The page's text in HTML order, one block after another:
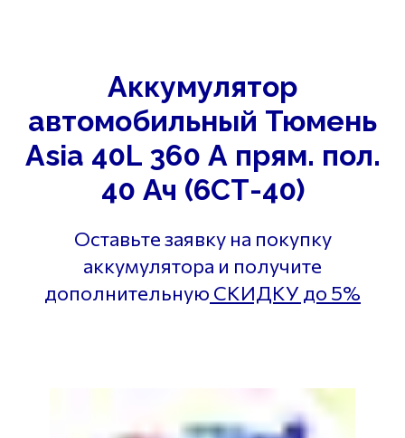
Аккумулятор
автомобильный Тюмень
Asia 40L 360 А прям. пол.
40 Ач (6СТ-40)
Оставьте заявку на покупку
аккумулятора и получите
дополнительную СКИДКУ до 5%